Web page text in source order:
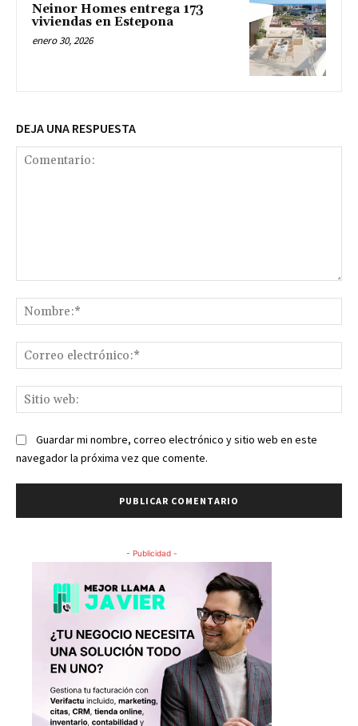
Neinor Homes entrega 173
viviendas en Estepona
enero 30, 2026
DEJA UNA RESPUESTA
Guardar mi nombre, correo electrónico y sitio web en este
navegador la próxima vez que comente.
- Publicidad -